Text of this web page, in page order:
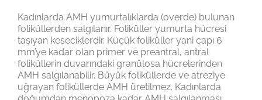
Kadınlarda AMH yumurtalıklarda (overde) bulunan
foliküllerden salgılanır. Foliküller yumurta hücresi
taşıyan keseciklerdir. Küçük foliküller yani çapı 6
mm’ye kadar olan primer ve preantral, antral
foliküllerin duvarındaki granülosa hücrelerinden
AMH salgılanabilir. Büyük foliküllerde ve atreziye
uğrayan foliküllerde AMH üretilmez. Kadınlarda